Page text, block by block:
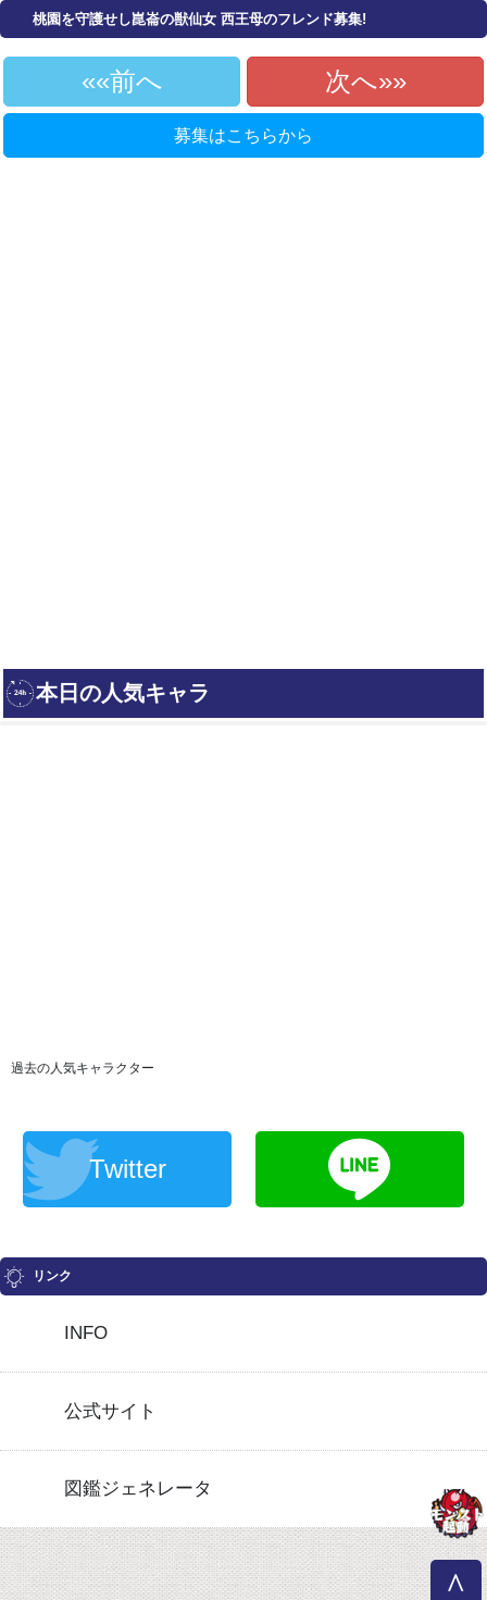
桃園を守護せし崑崙の獣仙女 西王母のフレンド募集!
«前へ 次へ»
募集はこちらから
過去の人気キャラクター
Twitter
リンク
INFO
公式サイト
図鑑ジェネレータ